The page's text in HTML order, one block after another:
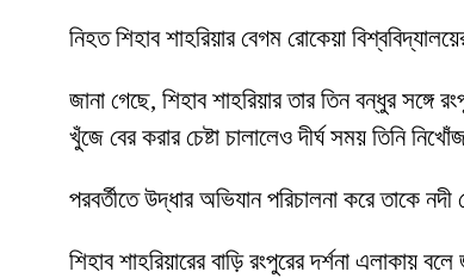
নিহত শিহাব শাহরিয়ার বেগম রোকেয়া
জানা গেছে, শিহাব শাহরিয়ার তার তিন বন্ধুর সঙ্গে
খুঁজে বের করার চেষ্টা চালালেও দীর্ঘ সময় তিনি
পরবর্তীতে উদ্ধার অভিযান পরিচালনা করে তাকে
শিহাব শাহরিয়ারের বাড়ি রংপুরের দর্শনা এলাকায়